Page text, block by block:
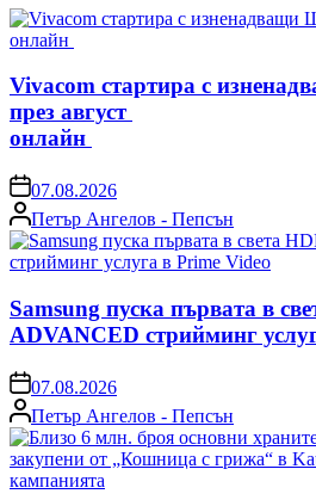
Vivacom стартира с
през август
онлайн
on07.08.2026
Posted
by
Петър Ангелов - Пепсън
Samsung пуска първата в
ADVANCED стрийминг
on07.08.2026
Posted
by
Петър Ангелов - Пепсън